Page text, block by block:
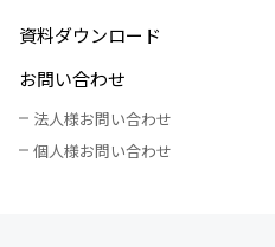
資料ダウンロード
お問い合わせ
法人様お問い合わせ
個人様お問い合わせ